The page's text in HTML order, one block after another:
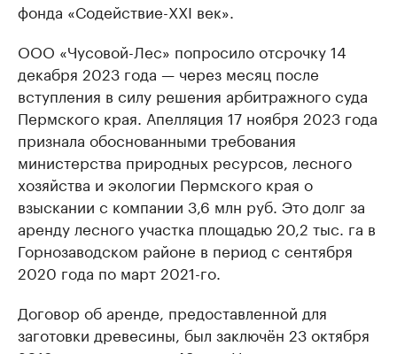
фонда «Содействие-XXI век».
ООО «Чусовой-Лес» попросило отсрочку 14
декабря 2023 года — через месяц после
вступления в силу решения арбитражного суда
Пермского края. Апелляция 17 ноября 2023 года
признала обоснованными требования
министерства природных ресурсов, лесного
хозяйства и экологии Пермского края о
взыскании с компании 3,6 млн руб. Это долг за
аренду лесного участка площадью 20,2 тыс. га в
Горнозаводском районе в период с сентября
2020 года по март 2021-го.
Договор об аренде, предоставленной для
заготовки древесины, был заключён 23 октября